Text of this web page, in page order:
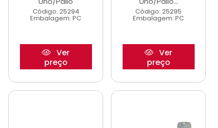
Código: 25294
Embalagem: PC
Ver
preço
Código: 25295
Embalagem: PC
Ver
preço